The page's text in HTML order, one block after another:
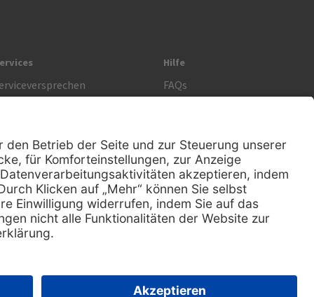
Hilfe
FAQs
Rechtliches
AGB
Impressum
Datenschutz